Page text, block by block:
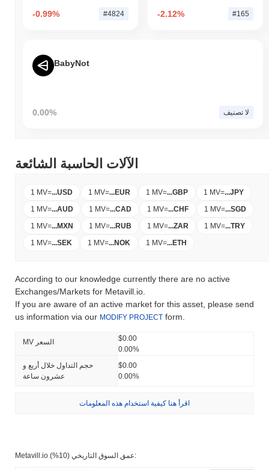
-0.99% #4824 -2.12% #165
BabyNot
0.00% لا تصنيف
الآلات الحاسبة الشائعة
1 MV=...USD 1 MV=...EUR 1 MV=...GBP 1 MV=...JPY
1 MV=...AUD 1 MV=...CAD 1 MV=...CHF 1 MV=...SGD
1 MV=...MXN 1 MV=...RUB 1 MV=...ZAR 1 MV=...TRY
1 MV=...SEK 1 MV=...NOK 1 MV=...ETH
According to our knowledge currently there are no active
Exchanges/Markets for Metavill.io.
If you are aware of an active market for this asset, please send
us information via our MODIFY PROJECT form.
MV السعر
$0.00
0.00%
حجم التداول خلال أربع و
عشرون ساعة
$0.00
0.00%
اقرأ هنا كيفية استخدام هذه المعلومات
Metavill.io عمق السوق التاريخي (10%):